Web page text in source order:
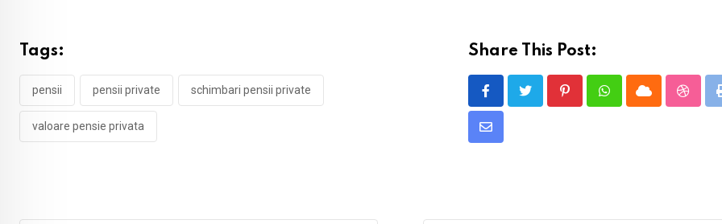
Tags:
pensii pensii private schimbari pensii private
valoare pensie privata
Share This Post:
PinterestWhatsappCloud
Share